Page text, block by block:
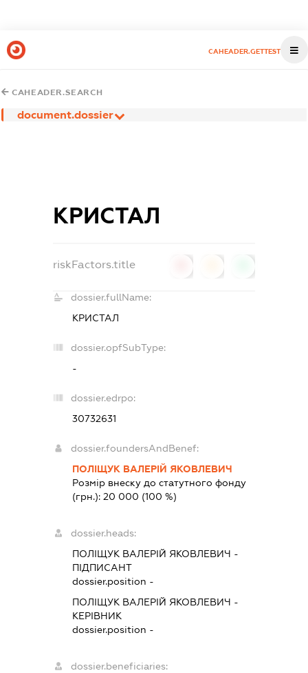
CAHEADER.GETTEST
CAHEADER.SEARCH
document.dossier
КРИСТАЛ
riskFactors.title
dossier.fullName:
КРИСТАЛ
dossier.opfSubType:
-
dossier.edrpo:
30732631
dossier.foundersAndBenef:
ПОЛІЩУК ВАЛЕРІЙ ЯКОВЛЕВИЧ
Розмір внеску до статутного фонду
(грн.):20 000 (100 %)
dossier.heads:
ПОЛІЩУК ВАЛЕРІЙ ЯКОВЛЕВИЧ -
ПІДПИСАНТ
dossier.position -
ПОЛІЩУК ВАЛЕРІЙ ЯКОВЛЕВИЧ -
КЕРІВНИК
dossier.position -
dossier.beneficiaries: